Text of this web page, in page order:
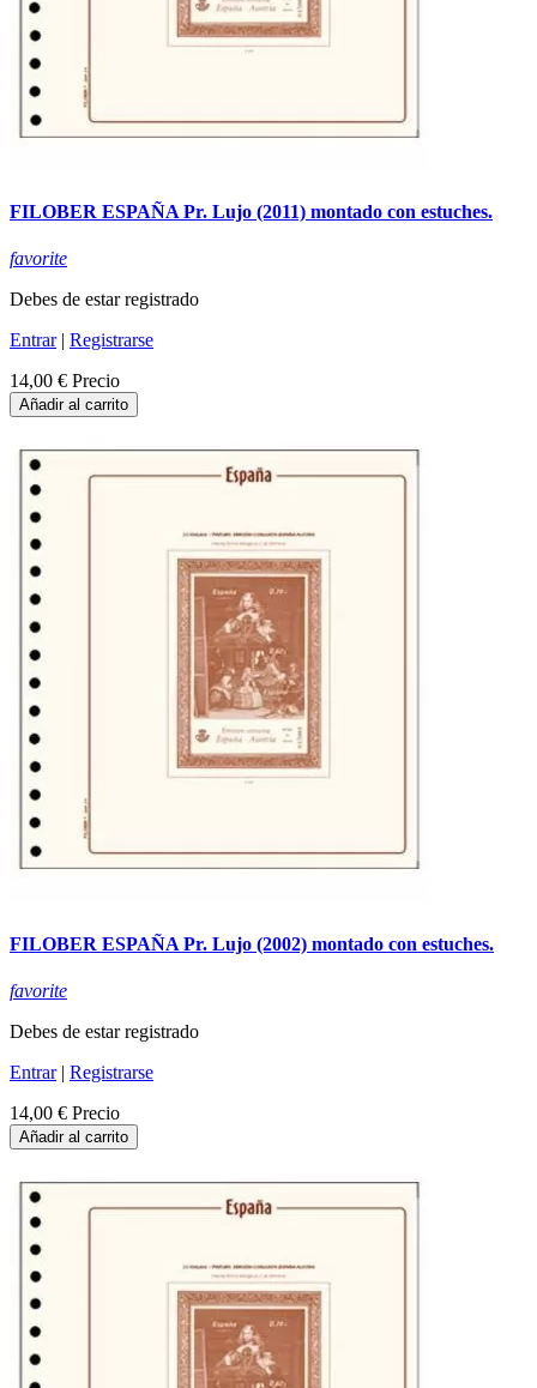
FILOBER ESPAÑA Pr. Lujo (2011) montado con estuches.
favorite
Debes de estar registrado
Entrar| Registrarse
14,00 € Precio
Añadir al carrito
FILOBER ESPAÑA Pr. Lujo (2002) montado con estuches.
favorite
Debes de estar registrado
Entrar| Registrarse
14,00 € Precio
Añadir al carrito